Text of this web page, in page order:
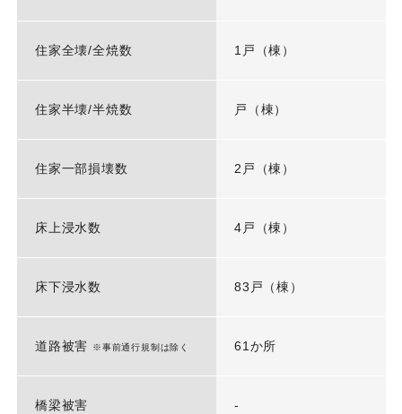
住家全壊/全焼数 1戸（棟）
住家半壊/半焼数 戸（棟）
住家一部損壊数 2戸（棟）
床上浸水数 4戸（棟）
床下浸水数 83戸（棟）
道路被害 ※事前通行規制は除く 61か所
橋梁被害 -